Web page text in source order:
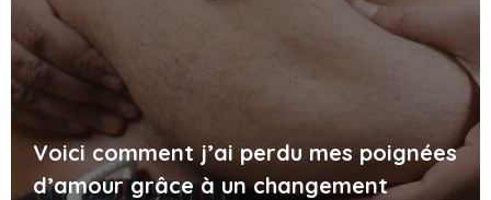
Voici comment j’ai perdu mes poignées
d’amour grâce à un changement